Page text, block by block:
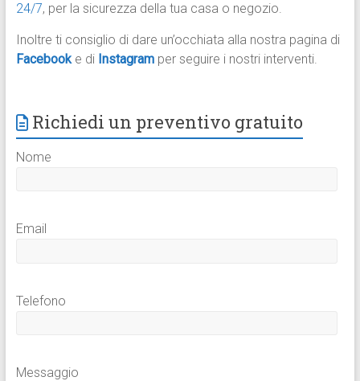
24/7, per la sicurezza della tua casa o negozio.
Inoltre ti consiglio di dare un’occhiata alla nostra pagina di
Facebook e di Instagram per seguire i nostri interventi.
Richiedi un preventivo gratuito
Nome
Email
Telefono
Messaggio